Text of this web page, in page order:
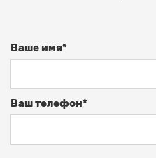
Ваше имя*
Ваш телефон*